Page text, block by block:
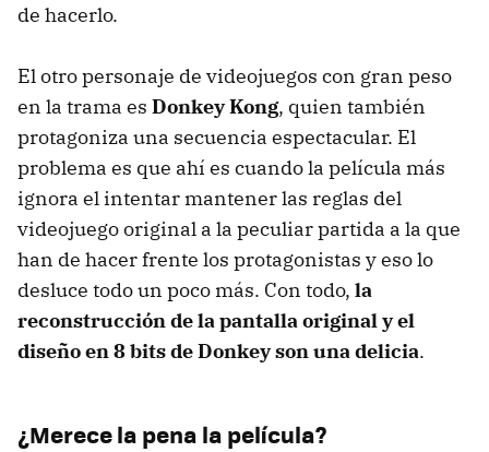
de hacerlo.
El otro personaje de videojuegos con gran peso
en la trama es Donkey Kong, quien también
protagoniza una secuencia espectacular. El
problema es que ahí es cuando la película más
ignora el intentar mantener las reglas del
videojuego original a la peculiar partida a la que
han de hacer frente los protagonistas y eso lo
desluce todo un poco más. Con todo, la
reconstrucción de la pantalla original y el
diseño en 8 bits de Donkey son una delicia.
¿Merece la pena la película?